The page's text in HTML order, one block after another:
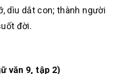
dìu dắt con; thành người
đời.
văn 9, tập 2)